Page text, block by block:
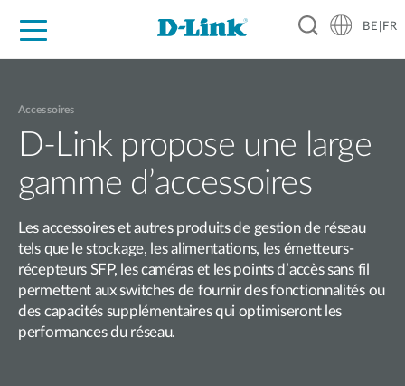
BE|FR
Accessoires
D-Link propose une large
gamme d’accessoires
Les accessoires et autres produits de gestion de réseau
tels que le stockage, les alimentations, les émetteurs-
récepteurs SFP, les caméras et les points d’accès sans fil
permettent aux switches de fournir des fonctionnalités ou
des capacités supplémentaires qui optimiseront les
performances du réseau.